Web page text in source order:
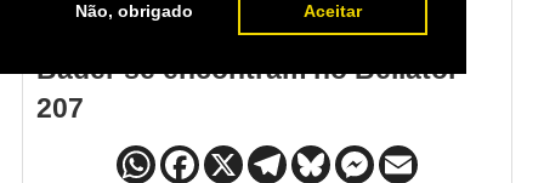
Não, obrigado Aceitar
Ex-UFC, Matt Miotrione e Ryan
Bader se encontram no Bellator
207